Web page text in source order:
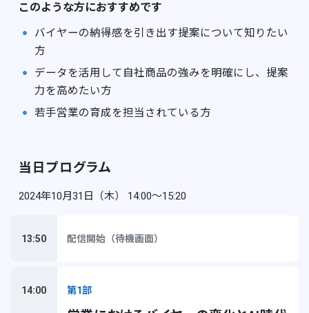
このような方におすすめです
バイヤーの納得感を引き出す提案について知りたい
方
データを活用して自社商品の強みを明確にし、提案
力を高めたい方
若手営業の育成を担当されている方
当日プログラム
2024年10月31日（木） 14:00〜15:20
13:50 配信開始（待機画面）
14:00 第1部